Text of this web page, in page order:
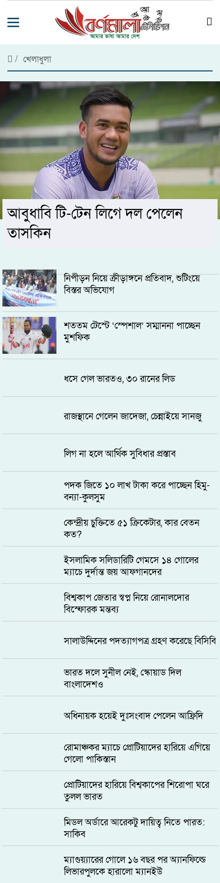
/ খেলাধুলা
আবুধাবি টি-টেন লিগে দল পেলেন
তাসকিন
নিপীড়ন নিয়ে ক্রীড়াঙ্গনে প্রতিবাদ, শুটিংয়ে
বিস্তর অভিযোগ
শততম টেস্টে ‘স্পেশাল’ সম্মাননা পাচ্ছেন
মুশফিক
ধসে গেল ভারতও, ৩০ রানের লিড
রাজস্থানে গেলেন জাদেজা, চেন্নাইয়ে সানজু
লিগ না হলে আর্থিক সুবিধার প্রস্তাব
পদক জিতে ১০ লাখ টাকা করে পাচ্ছেন হিমু-
বন্যা-কুলসুম
কেন্দ্রীয় চুক্তিতে ৫১ ক্রিকেটার, কার বেতন
কত?
ইসলামিক সলিডারিটি গেমসে ১৪ গোলের
ম্যাচে দুর্দান্ত জয় আফগানদের
বিশ্বকাপ জেতার স্বপ্ন নিয়ে রোনালদোর
বিস্ফোরক মন্তব্য
সালাউদ্দিনের পদত্যাগপত্র গ্রহণ করেছে বিসিবি
ভারত দলে সুনীল নেই, স্কোয়াড দিল
বাংলাদেশও
অধিনায়ক হয়েই দুঃসংবাদ পেলেন আফ্রিদি
রোমাঞ্চকর ম্যাচে প্রোটিয়াদের হারিয়ে এগিয়ে
গেলো পাকিস্তান
প্রোটিয়াদের হারিয়ে বিশ্বকাপের শিরোপা ঘরে
তুলল ভারত
মিডল অর্ডারে আরেকটু দায়িত্ব নিতে পারত:
সাকিব
ম্যাগুয়্যারের গোলে ১৬ বছর পর অ্যানফিল্ডে
লিভারপুলকে হারালো ম্যানইউ